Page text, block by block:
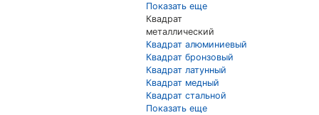
Показать еще
Квадрат
металлический
Квадрат алюминиевый
Квадрат бронзовый
Квадрат латунный
Квадрат медный
Квадрат стальной
Показать еще